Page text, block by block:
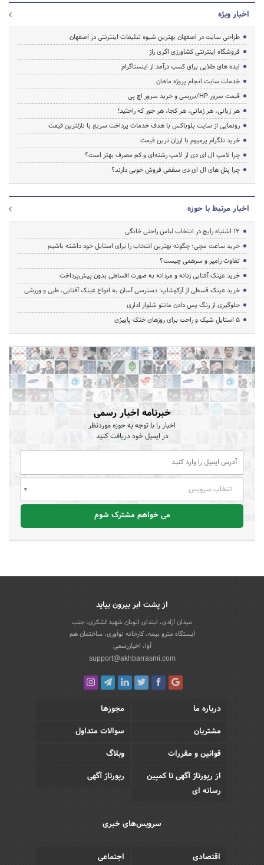
اخبار ویژه
طراحی سایت در اصفهان بهترین شیوه تبلیغات اینترنتی در اصفهان
فروشگاه اینترنتی کشاورزی اگری راز
ایده های طلایی برای کسب درآمد از اینستاگرام
خدمات سایت انجام پروژه ماهان
قیمت سرور HP/بررسی و خرید سرور اچ پی
هر زبانی، هر زمانی، هر کجا، هر جور که راحتید!
رونمایی از سایت بلوباکس با هدف خدمات پرداخت سریع با نازلترین قیمت
خرید تلگرام پرمیوم با ارزان ترین قیمت
چرا لامپ ال ای دی از لامپ رشته‌ای و کم مصرف بهتر است؟
چرا پنل های ال ای دی سقفی فروش خوبی دارند؟
اخبار مرتبط با حوزه
۱۲ اشتباه رایج در انتخاب لباس راحتی خانگی
خرید ساعت مچی؛ چگونه بهترین انتخاب را برای استایل خود داشته باشیم
تفاوت رامپر و سرهمی چیست؟
خرید عینک آفتابی زنانه و مردانه به صورت اقساطی بدون پیش‌پرداخت
خرید عینک قسطی از آرکوشاپ: دسترسی آسان به انواع عینک آفتابی، طبی و ورزشی
جلوگیری از رنگ پس دادن مانتو شلوار اداری
۵ استایل شیک و راحت برای روزهای خنک پاییزی
خبرنامه اخبار رسمی
اخبار را با توجه به حوزه موردنظر
در ایمیل خود دریافت کنید
انتخاب سرویس
می خواهم مشترک شوم
از پشت ابر بیرون بیاید
میدان آزادی، ابتدای اتوبان شهید لشکری، جنب
ایستگاه مترو بیمه، کارخانه نوآوری، ساختمان هم
آوا، اخباررسمی
support@akhbarrasmi.com
درباره ما
مجوزها
مشتریان
سوالات متداول
قوانین و مقررات
وبلاگ
از رپورتاژ آگهی تا کمپین
رسانه ای
رپورتاژ آگهی
سرویس‌های خبری
اقتصادی اجتماعی